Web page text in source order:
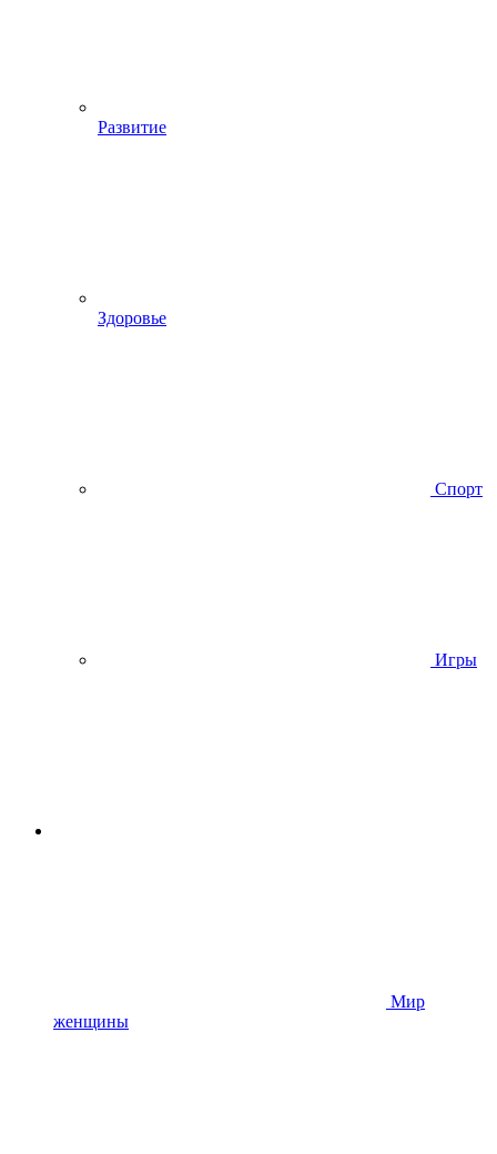
Развитие
Здоровье
Спорт
Игры
Мир
женщины